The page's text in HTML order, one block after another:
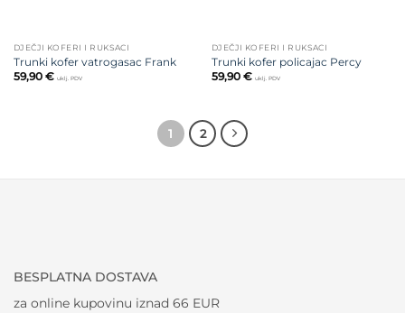
DJEČJI KOFERI I RUKSACI
Trunki kofer vatrogasac Frank
59,90 € uklj. PDV
DJEČJI KOFERI I RUKSACI
Trunki kofer policajac Percy
59,90 € uklj. PDV
1 2
BESPLATNA DOSTAVA
za online kupovinu iznad 66 EUR